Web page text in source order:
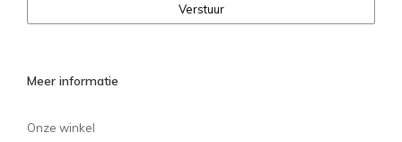
Verstuur
Meer informatie
Onze winkel